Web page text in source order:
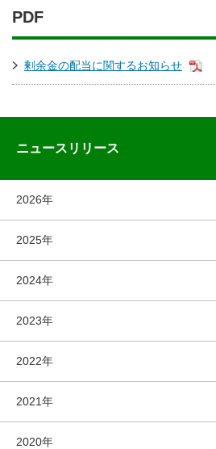
PDF
剰余金の配当に関するお知らせ
ニュースリリース
2026年
2025年
2024年
2023年
2022年
2021年
2020年